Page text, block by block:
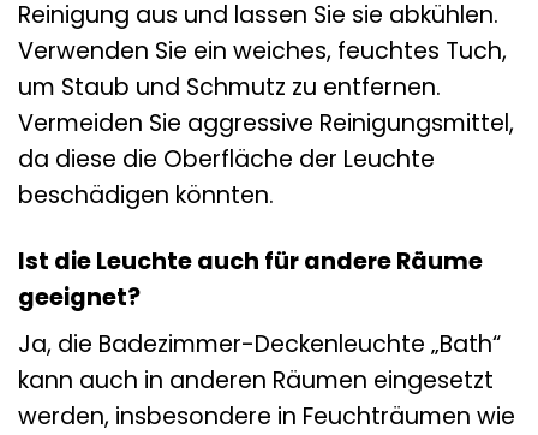
Reinigung aus und lassen Sie sie abkühlen.
Verwenden Sie ein weiches, feuchtes Tuch,
um Staub und Schmutz zu entfernen.
Vermeiden Sie aggressive Reinigungsmittel,
da diese die Oberfläche der Leuchte
beschädigen könnten.
Ist die Leuchte auch für andere Räume
geeignet?
Ja, die Badezimmer-Deckenleuchte „Bath“
kann auch in anderen Räumen eingesetzt
werden, insbesondere in Feuchträumen wie